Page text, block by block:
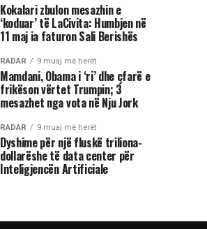
Kokalari zbulon mesazhin e
‘koduar’ të LaCivita: Humbjen në
11 maj ia faturon Sali Berishës
RADAR 9 muaj më herët
Mamdani, Obama i ‘ri’ dhe çfarë e
frikëson vërtet Trumpin; 3
mesazhet nga vota në Nju Jork
RADAR 9 muaj më herët
Dyshime për një fluskë triliona-
dollarëshe të data center për
Inteligjencën Artificiale